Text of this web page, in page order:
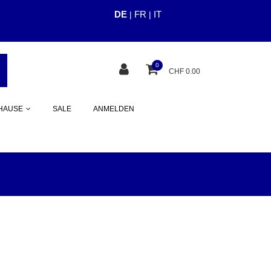
DE | FR | IT
0
CHF 0.00
SALE ANMELDEN